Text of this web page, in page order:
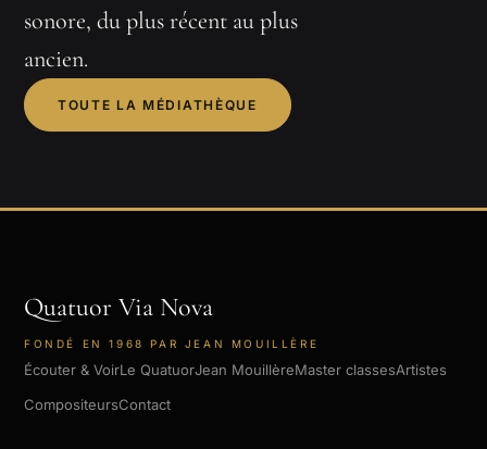
sonore, du plus récent au plus
ancien.
TOUTE LA MÉDIATHÈQUE
Quatuor Via Nova
FONDÉ EN 1968 PAR JEAN MOUILLÈRE
Écouter & VoirLe QuatuorJean MouillèreMaster classesArtistes
CompositeursContact